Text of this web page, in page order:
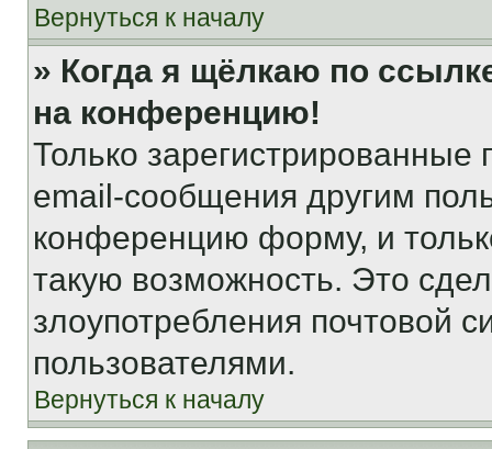
Вернуться к началу
» Когда я щёлкаю по
на конференцию!
Только зарегистрированные
email-сообщения другим
конференцию форму, и
такую возможность. Это
злоупотребления почтовой
пользователями.
Вернуться к началу